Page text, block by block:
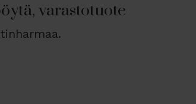
varastotuote